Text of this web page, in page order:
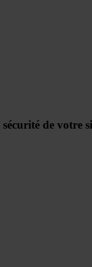
de votre